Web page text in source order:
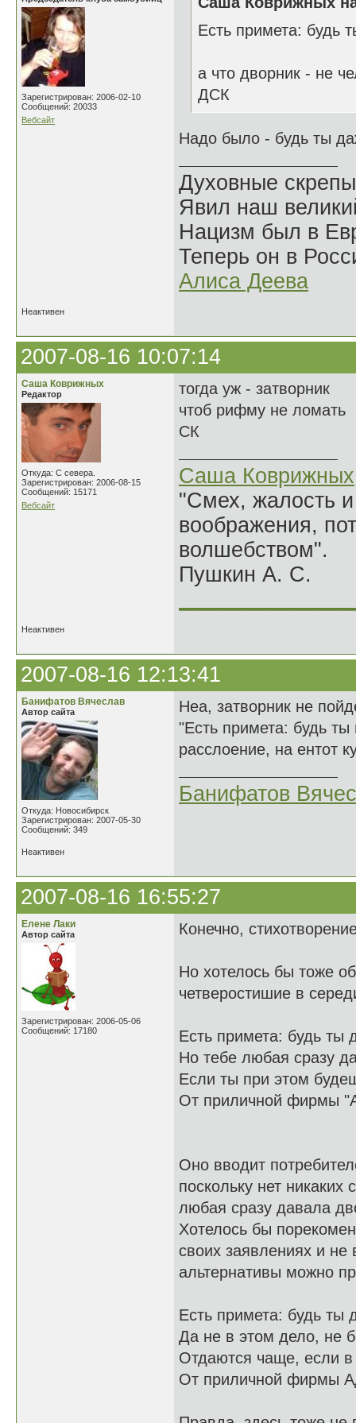
Зарегистрирован: 2006-02-10
Сообщений: 20033
Вебсайт
Есть примета: будь
а что дворник - не
ДСК
Надо было - будь ты
Духовные
Явил наш
Нацизм был в
Теперь он в
Алиса Деева
Неактивен
2007-08-16 10:07:14
Саша Коврижных
Редактор
Откуда: С севера.
Зарегистрирован: 2006-08-15
Сообщений: 15171
Вебсайт
тогда уж - затворник
чтоб рифму не ломать
СК
Саша Коврижных
"Смех, жалость
воображения,
волшебством".
Пушкин А. С.
Неактивен
2007-08-16 12:13:41
Банифатов Вячеслав
Автор сайта
Откуда: Новосибирск
Зарегистрирован: 2007-05-30
Сообщений: 349
Неа, затворник не
"Есть примета: будь
расслоение, на ентот
Банифатов
Неактивен
2007-08-16 16:55:27
Елене Лаки
Автор сайта
Зарегистрирован: 2006-05-06
Сообщений: 17180
Конечно,
Но хотелось бы тоже
четверостишие в
Есть примета: будь ты
Но тебе любая сразу
Если ты при этом
От приличной фирмы
Оно вводит
поскольку нет
любая сразу давала
Хотелось бы
своих заявлениях и
альтернативы можно
Есть примета: будь ты
Да не в этом дело, не
Отдаются чаще, если
От приличной фирмы